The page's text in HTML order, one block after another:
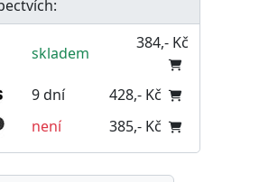
skladem
384,- Kč
9 dní
428,- Kč
není
385,- Kč